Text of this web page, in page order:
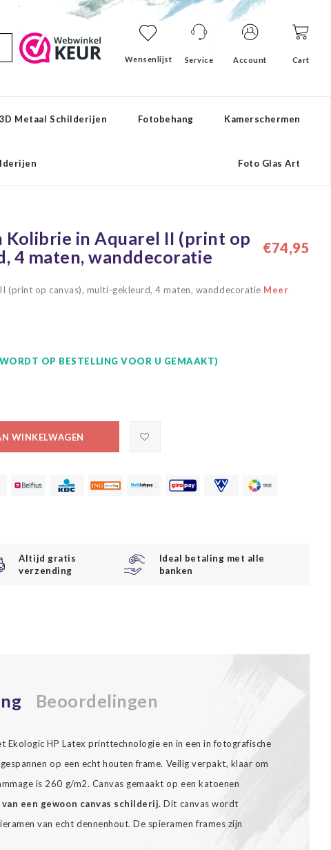
Wensenlijst Service Account Cart
3D Metaal Schilderijen Fotobehang Kamerschermen
Foto Glas Art
Kolibrie in Aquarel II (print op
4 maten, wanddecoratie
€74,95
(print op canvas), multi-gekleurd, 4 maten, wanddecoratie Meer
OP BESTELLING VOOR U GEMAAKT)
WINKELWAGEN
Altijd gratis
verzending
Ideal betaling met alle
banken
Beoordelingen
Ekologic HP Latex printtechnologie en in een in fotografische
op een echt houten frame. Veilig verpakt, klaar om
is 260 g/m2. Canvas gemaakt op een katoenen
een gewoon canvas schilderij. Dit canvas wordt
van echt dennenhout. De spieramen frames zijn